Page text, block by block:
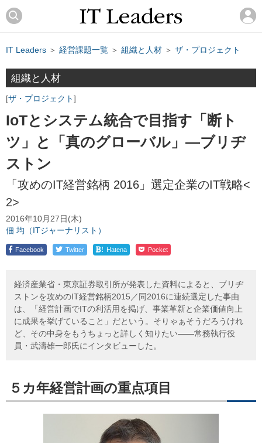
IT Leaders ＞ 経営課題一覧 ＞ 組織と人材 ＞ ザ・プロジェクト
組織と人材
ザ・プロジェクト
IoTとシステム統合で目指す「断ト
ツ」と「真のグローバル」―ブリヂ
ストン
「攻めのIT経営銘柄 2016」選定企業のIT戦略<
2>
2016年10月27日(木)
佃 均（ITジャーナリスト）
Facebook Twitter ! Hatena Pocket
経済産業省・東京証券取引所が発表した資料によると、ブリヂ
ストンを攻めのIT経営銘柄2015／同2016に連続選定した事由
は、「経営計画でITの利活用を掲げ、事業革新と企業価値向上
に成果を挙げていること」だという。そりゃぁそうだろうけれ
ど、その中身をもうちょっと詳しく知りたい——常務執行役
員・武濤雄一郎氏にインタビューした。
５カ年経営計画の重点項目